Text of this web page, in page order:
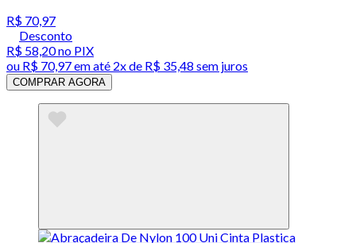
R$ 70,97
Desconto
R$ 58,20no PIX
ou R$ 70,97em até 2x de R$ 35,48 sem juros
COMPRAR AGORA